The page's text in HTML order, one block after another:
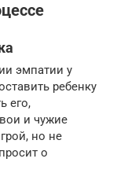
эмпатии у
ребенку
его,
и чужие
но не
о